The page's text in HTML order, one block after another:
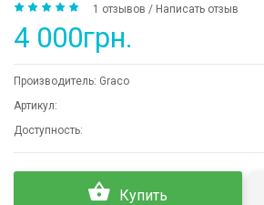
1 отзывов / Написать отзыв
4 000грн.
Производитель: Graco
Артикул:
Доступность:
Купить